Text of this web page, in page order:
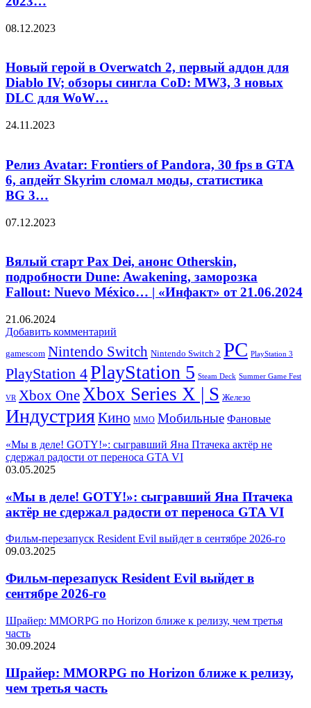
08.12.2023
Новый герой в Overwatch 2, первый аддон для
Diablo IV; обзоры сингла CoD: MW3, 3 новых
DLC для WoW…
24.11.2023
Релиз Avatar: Frontiers of Pandora, 30 fps в GTA
6, апдейт Skyrim сломал моды, статистика
BG 3…
07.12.2023
Вялый старт Pax Dei, анонс Otherskin,
подробности Dune: Awakening, заморозка
Fallout: Nuevo México… | «Инфакт» от 21.06.2024
21.06.2024
Добавить комментарий
gamescom Nintendo Switch Nintendo Switch 2 PC PlayStation 3
PlayStation 4PlayStation 5 Steam Deck Summer Game Fest
VR Xbox OneXbox Series X | S Железо
ИндустрияКино ММО Мобильные Фановые
«Мы в деле! GOTY!»: сыгравший Яна Птачека актёр не
сдержал радости от переноса GTA VI
03.05.2025
«Мы в деле! GOTY!»: сыгравший Яна Птачека
актёр не сдержал радости от переноса GTA VI
Фильм-перезапуск Resident Evil выйдет в сентябре 2026-го
09.03.2025
Фильм-перезапуск Resident Evil выйдет в
сентябре 2026-го
Шрайер: MMORPG по Horizon ближе к релизу, чем третья
часть
30.09.2024
Шрайер: MMORPG по Horizon ближе к релизу,
чем третья часть